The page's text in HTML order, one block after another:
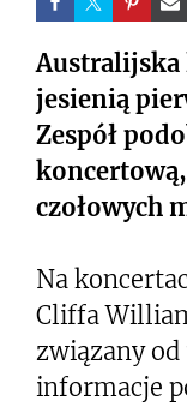
Australijska
jesienią
Zespół
czołowych
Na
Cliffa
związany od
informacje